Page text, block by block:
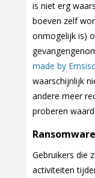
is niet erg
boeven zelf
onmogelijk is)
made by
waarschijnlijk
andere meer
proberen waard.
Gebruikers die
activiteiten